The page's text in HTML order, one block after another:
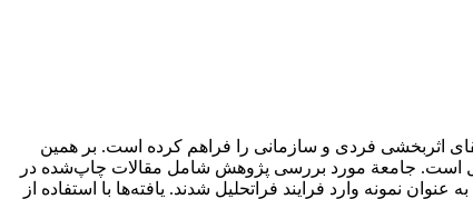
اثربخشی فردی و سازمانی را فراهم کرده است. بر همین
است. جامعة مورد بررسی پژوهش شامل مقالات چاپ‌شده در
از روش نمونه‌گیری غیرتصادفی هدفمند به عنوان نمونه وارد فرایند فراتحلیل شدند. یافته‌ها با استفاده از